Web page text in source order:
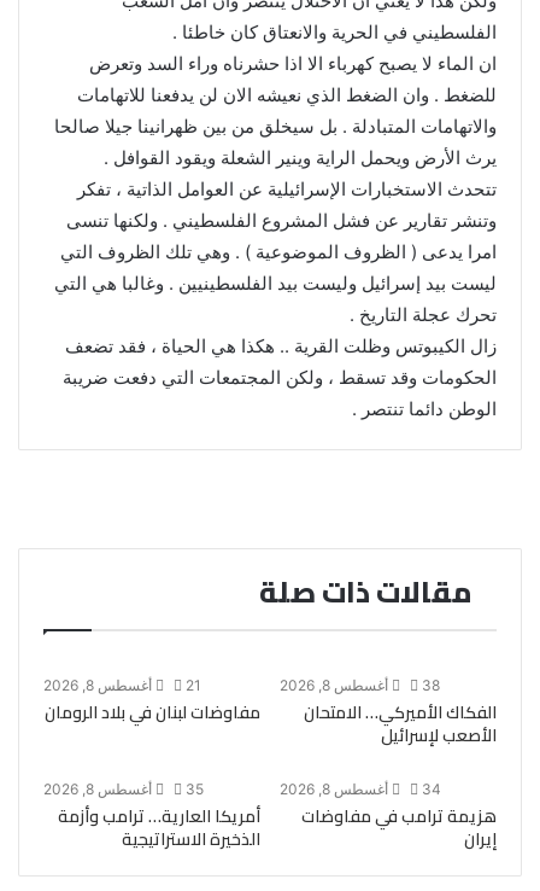
الفلسطيني في الحرية والانعتاق كان خاطئا .
ان الماء لا يصبح كهرباء الا اذا حشرناه وراء السد وتعرض
للضغط . وان الضغط الذي نعيشه الان لن يدفعنا للاتهامات
والاتهامات المتبادلة . بل سيخلق من بين ظهرانينا جيلا صالحا
يرث الأرض ويحمل الراية وينير الشعلة ويقود القوافل .
تتحدث الاستخبارات الإسرائيلية عن العوامل الذاتية ، تفكر
وتنشر تقارير عن فشل المشروع الفلسطيني . ولكنها تنسى
امرا يدعى ( الظروف الموضوعية ) . وهي تلك الظروف التي
ليست بيد إسرائيل وليست بيد الفلسطينيين . وغالبا هي التي
تحرك عجلة التاريخ .
زال الكيبوتس وظلت القرية .. هكذا هي الحياة ، فقد تضعف
الحكومات وقد تسقط ، ولكن المجتمعات التي دفعت ضريبة
الوطن دائما تنتصر .
مقالات ذات صلة
أغسطس 8, 2026 21
مفاوضات لبنان في بلاد الرومان
أغسطس 8, 2026 38
الفكاك الأميركي… الامتحان
الأصعب لإسرائيل
أغسطس 8, 2026 35
أمريكا العارية… ترامب وأزمة
الذخيرة الاستراتيجية
أغسطس 8, 2026 34
هزيمة ترامب في مفاوضات
إيران